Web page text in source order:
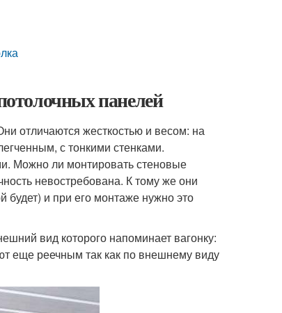
панелей
отличаются жесткостью и весом: на
с тонкими стенками.
Можно ли монтировать стеновые
невостребована. К тому же они
будет) и при его монтаже нужно это
вид которого напоминает вагонку:
еще реечным так как по внешнему виду